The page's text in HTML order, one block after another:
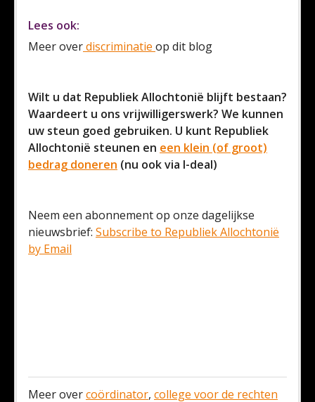
Lees ook:
Meer overdiscriminatie op dit blog
Wilt u dat Republiek Allochtonië blijft bestaan?
Waardeert u ons vrijwilligerswerk? We kunnen
uw steun goed gebruiken. U kunt Republiek
Allochtonië steunen en een klein (of groot)
bedrag doneren (nu ook via I-deal)
Neem een abonnement op onze dagelijkse
nieuwsbrief: Subscribe to Republiek Allochtonië
by Email
Meer overcoördinator, college voor de rechten